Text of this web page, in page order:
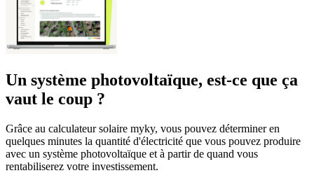
Un système photovoltaïque, est-ce que ça
vaut le coup ?
Grâce au calculateur solaire myky, vous pouvez déterminer en
quelques minutes la quantité d'électricité que vous pouvez produire
avec un système photovoltaïque et à partir de quand vous
rentabiliserez votre investissement.